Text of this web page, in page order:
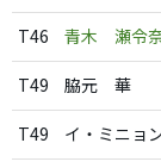
T46 青木 瀬令
T49 脇元 華
T49 イ・ミニョ